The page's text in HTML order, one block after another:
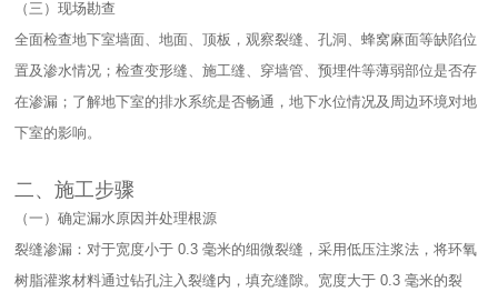
（三）现场勘查​
全面检查地下室墙面、地面、顶板，观察裂缝、孔洞、蜂窝麻面等缺陷位
置及渗水情况；检查变形缝、施工缝、穿墙管、预埋件等薄弱部位是否存
在渗漏；了解地下室的排水系统是否畅通，地下水位情况及周边环境对地
下室的影响。​
二、施工步骤​
（一）确定漏水原因并处理根源​
裂缝渗漏：对于宽度小于 0.3 毫米的细微裂缝，采用低压注浆法，将环氧
树脂灌浆材料通过钻孔注入裂缝内，填充缝隙。宽度大于 0.3 毫米的裂